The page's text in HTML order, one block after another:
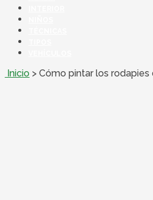
Inicio > Cómo pintar los rodapies